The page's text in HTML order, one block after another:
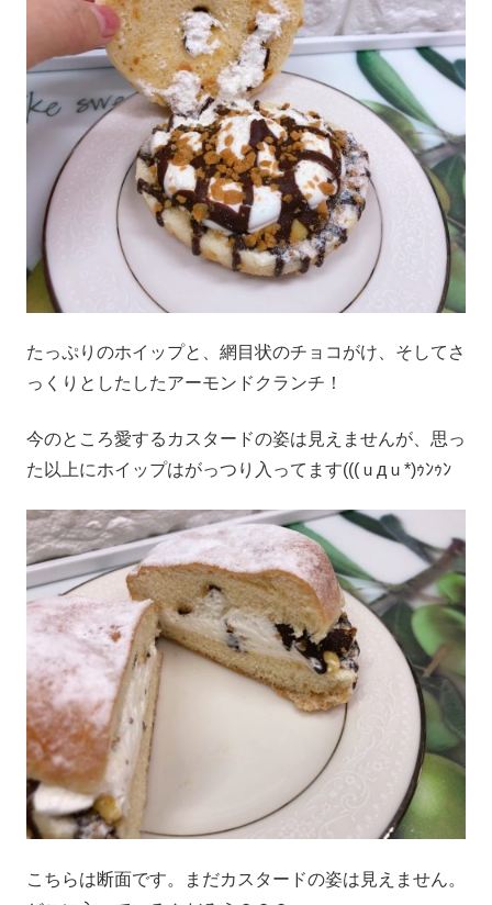
たっぷりのホイップと、網目状のチョコがけ、そしてさ
っくりとしたしたアーモンドクランチ！
今のところ愛するカスタードの姿は見えませんが、思っ
た以上にホイップはがっつり入ってます(((ｕдｕ*)ｩﾝｩﾝ
こちらは断面です。まだカスタードの姿は見えません。